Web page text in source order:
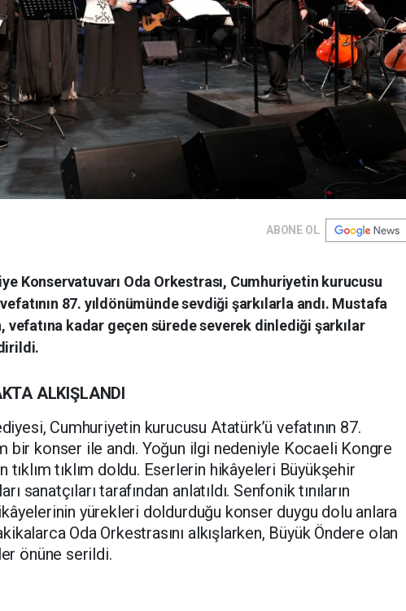
ABONE OL
Konservatuvarı Oda Orkestrası, Cumhuriyetin kurucusu
87. yıldönümünde sevdiği şarkılarla andı. Mustafa
vefatına kadar geçen sürede severek dinlediği şarkılar
ALKIŞLANDI
Cumhuriyetin kurucusu Atatürk’ü vefatının 87.
bir konser ile andı. Yoğun ilgi nedeniyle Kocaeli Kongre
tıklım doldu. Eserlerin hikâyeleri Büyükşehir
sanatçıları tarafından anlatıldı. Senfonik tınıların
yürekleri doldurduğu konser duygu dolu anlara
Oda Orkestrasını alkışlarken, Büyük Öndere olan
önüne serildi.